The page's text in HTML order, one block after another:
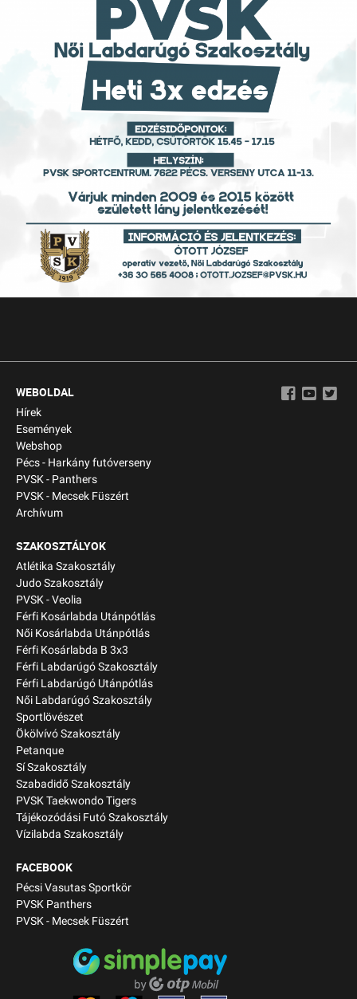
WEBOLDAL
Hírek
Események
Webshop
Pécs - Harkány futóverseny
PVSK - Panthers
PVSK - Mecsek Füszért
Archívum
SZAKOSZTÁLYOK
Atlétika Szakosztály
Judo Szakosztály
PVSK - Veolia
Férfi Kosárlabda Utánpótlás
Női Kosárlabda Utánpótlás
Férfi Kosárlabda B 3x3
Férfi Labdarúgó Szakosztály
Férfi Labdarúgó Utánpótlás
Női Labdarúgó Szakosztály
Sportlövészet
Ökölvívó Szakosztály
Petanque
Sí Szakosztály
Szabadidő Szakosztály
PVSK Taekwondo Tigers
Tájékozódási Futó Szakosztály
Vízilabda Szakosztály
FACEBOOK
Pécsi Vasutas Sportkör
PVSK Panthers
PVSK - Mecsek Füszért